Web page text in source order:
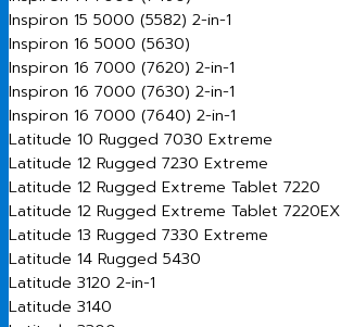
Inspiron 15 5000 (5582) 2-in-1
Inspiron 16 5000 (5630)
Inspiron 16 7000 (7620) 2-in-1
Inspiron 16 7000 (7630) 2-in-1
Inspiron 16 7000 (7640) 2-in-1
Latitude 10 Rugged 7030 Extreme
Latitude 12 Rugged 7230 Extreme
Latitude 12 Rugged Extreme Tablet 7220
Latitude 12 Rugged Extreme Tablet 7220EX
Latitude 13 Rugged 7330 Extreme
Latitude 14 Rugged 5430
Latitude 3120 2-in-1
Latitude 3140